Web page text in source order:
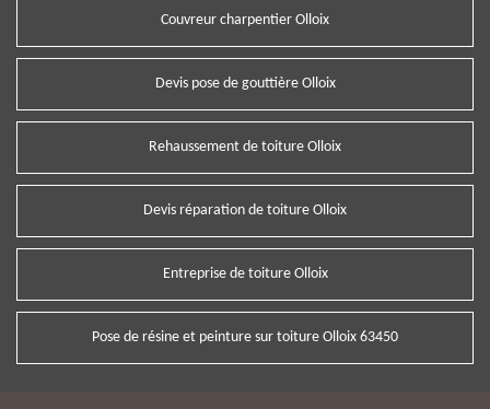
Couvreur charpentier Olloix
Devis pose de gouttière Olloix
Rehaussement de toiture Olloix
Devis réparation de toiture Olloix
Entreprise de toiture Olloix
Pose de résine et peinture sur toiture Olloix 63450